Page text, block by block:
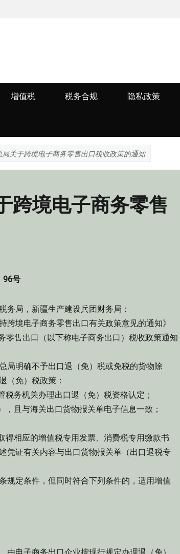
增值税 税务合规 隐私政策
局关于跨境电子商务零售出口税收政策的通知
跨境电子商务零售
96号
务局，新疆生产建设兵团财务局：
境电子商务零售出口有关政策意见的通知》
零售出口（以下称电子商务出口）税收政策通知
明确不予出口退（免）税或免税的货物除
（免）税政策：
务机关办理出口退（免）税资格认定；
且与海关出口货物报关单电子信息一致；
相应的增值税专用发票、消费税专用缴款书
凭证有关内容与出口货物报关单（出口退税专
定条件，但同时符合下列条件的，适用增值